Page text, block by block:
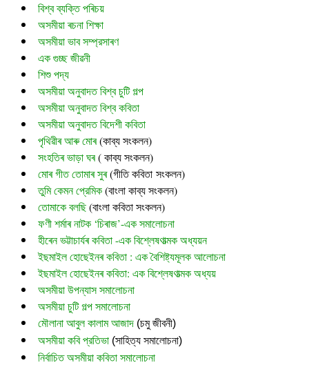
বিশ্ব ব্যক্তি পৰিচয়
অসমীয়া ৰচনা শিক্ষা
অসমীয়া ভাব সম্প্রসাৰণ
এক গুচ্ছ জীৱনী
শিশু পদ্য
অসমীয়া অনুবাদত বিশ্ব চুটি গল্প
অসমীয়া অনুবাদত বিশ্ব কবিতা
অসমীয়া অনুবাদত বিদেশী কবিতা
পৃথিৱীৰ আৰু মোৰ (কাব্য সংকলন)
সংহতিৰ ভাড়া ঘৰ ( কাব্য সংকলন)
মোৰ গীত তোমাৰ সুৰ (গীতি কবিতা সংকলন)
তুমি কেমন প্রেমিক (বাংলা কাব্য সংকলন)
তোমাকে বলছি (বাংলা কবিতা সংকলন)
ফণী শৰ্মাৰ নাটক ‘চিৰাজ’-এক সমালোচনা
হীৰেন ভট্টাচাৰ্যৰ কবিতা -এক বিশ্লেষণাত্মক অধ্যয়ন
ইছমাইল হোছেইনৰ কবিতা : এক বৈশিষ্ট্যমূলক আলোচনা
ইছমাইল হোছেইনৰ কবিতা: এক বিশ্লেষণাত্মক অধ্যয়
অসমীয়া উপন্যাস সমালোচনা
অসমীয়া চুটি গল্প সমালোচনা
মৌলানা আবুল কালাম আজাদ (চমু জীবনী)
অসমীয়া কবি প্রতিভা (সাহিত্য সমালোচনা)
নির্বাচিত অসমীয়া কবিতা সমালোচনা